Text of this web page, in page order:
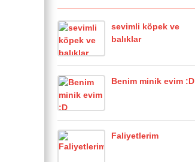
sevimli köpek ve
balıklar
Benim minik evim :D
Faliyetlerim